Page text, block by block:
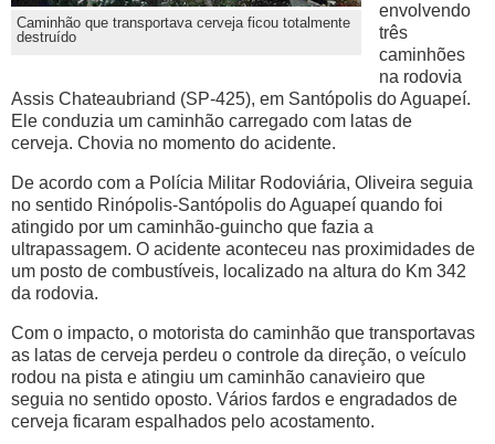
Caminhão que transportava cerveja ficou totalmente
destruído
envolvendo
três
caminhões
na rodovia
Assis Chateaubriand (SP-425), em Santópolis do Aguapeí.
Ele conduzia um caminhão carregado com latas de
cerveja. Chovia no momento do acidente.
De acordo com a Polícia Militar Rodoviária, Oliveira seguia
no sentido Rinópolis-Santópolis do Aguapeí quando foi
atingido por um caminhão-guincho que fazia a
ultrapassagem. O acidente aconteceu nas proximidades de
um posto de combustíveis, localizado na altura do Km 342
da rodovia.
Com o impacto, o motorista do caminhão que transportavas
as latas de cerveja perdeu o controle da direção, o veículo
rodou na pista e atingiu um caminhão canavieiro que
seguia no sentido oposto. Vários fardos e engradados de
cerveja ficaram espalhados pelo acostamento.